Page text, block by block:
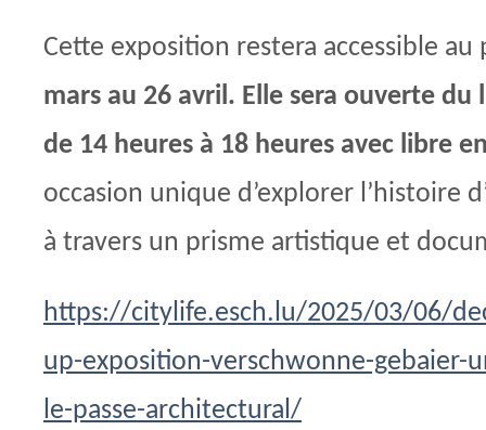
Cette exposition restera accessible
mars au 26 avril. Elle sera ouverte du
de 14 heures à 18 heures avec libre
occasion unique d’explorer l’histoire
à travers un prisme artistique et
https://citylife.esch.lu/2025/03/06/
up-exposition-verschwonne-gebaier-
le-passe-architectural/